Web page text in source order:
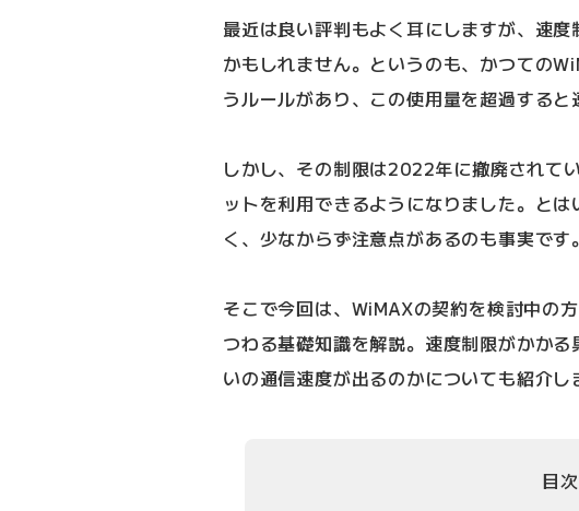
最近は良い評判もよく耳にしますが、速
かもしれません。というのも、かつての
うルールがあり、この使用量を超過すると
しかし、その制限は2022年に撤廃されて
ットを利用できるようになりました。と
く、少なからず注意点があるのも事実です。
そこで今回は、WiMAXの契約を検討中の
つわる基礎知識を解説。速度制限がかか
いの通信速度が出るのかについても紹介し
目次